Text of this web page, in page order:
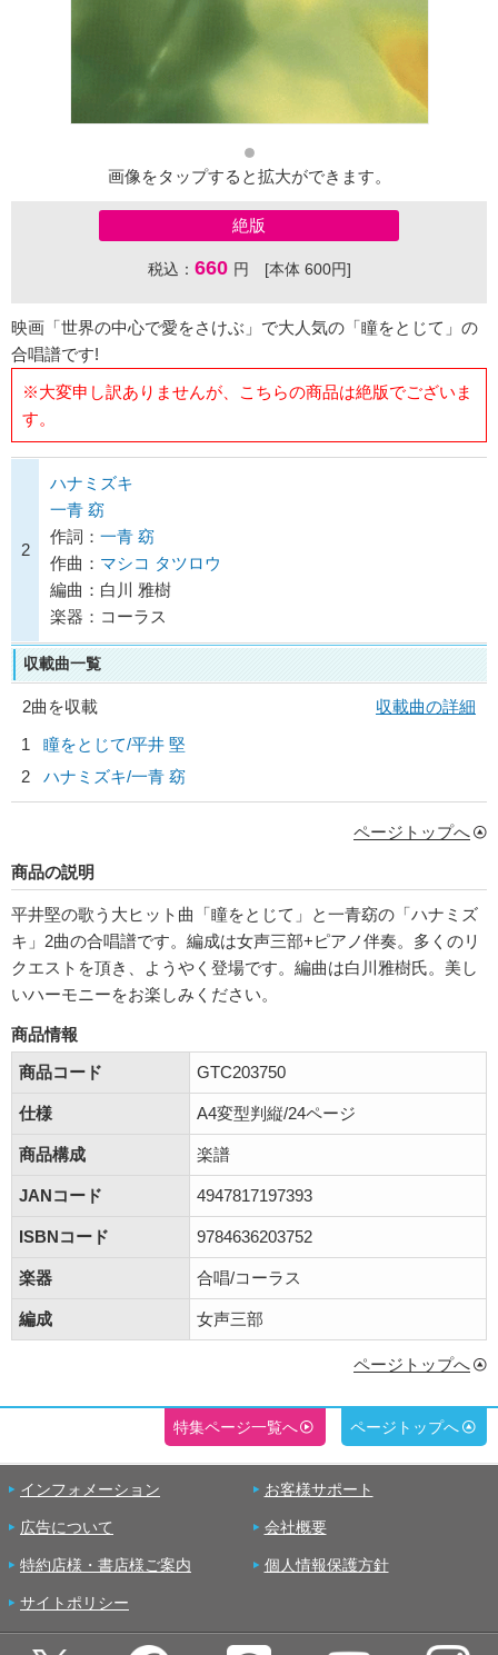
画像をタップすると拡大ができます。
絶版
税込： 660 円 [本体 600円]
映画「世界の中心で愛をさけぶ」で大人気の「瞳をとじて」の
合唱譜です!
※大変申し訳ありませんが、こちらの商品は絶版でございま
す。
2
ハナミズキ
一青 窈
作詞： 一青 窈
作曲： マシコ タツロウ
編曲：白川 雅樹
楽器：コーラス
収載曲一覧
2曲を収載
収載曲の詳細
1
瞳をとじて/平井 堅
2
ハナミズキ/一青 窈
ページトップへ
商品の説明
平井堅の歌う大ヒット曲「瞳をとじて」と一青窈の「ハナミズ
キ」2曲の合唱譜です。編成は女声三部+ピアノ伴奏。多くのリ
クエストを頂き、ようやく登場です。編曲は白川雅樹氏。美し
いハーモニーをお楽しみください。
商品情報
商品コード
GTC203750
仕様 A4変型判縦/24ページ
商品構成 楽譜
JANコード 4947817197393
ISBNコード 9784636203752
楽器 合唱/コーラス
編成 女声三部
ページトップへ
特集ページ一覧へ ページトップへ
インフォメーション お客様サポート
広告について 会社概要
特約店様・書店様ご案内 個人情報保護方針
サイトポリシー